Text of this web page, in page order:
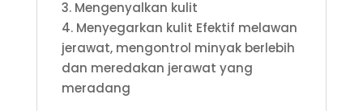
3. Mengenyalkan kulit
4. Menyegarkan kulit Efektif melawan
jerawat, mengontrol minyak berlebih
dan meredakan jerawat yang
meradang